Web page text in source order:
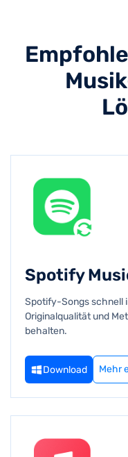
Spotify
Spotify-Songs schnell
Originalqualität und
behalten.
Download Mehr